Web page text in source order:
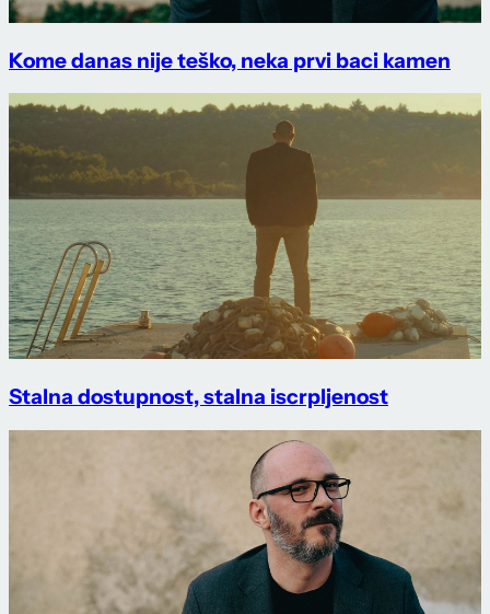
Kome danas nije teško, neka prvi baci kamen
Stalna dostupnost, stalna iscrpljenost